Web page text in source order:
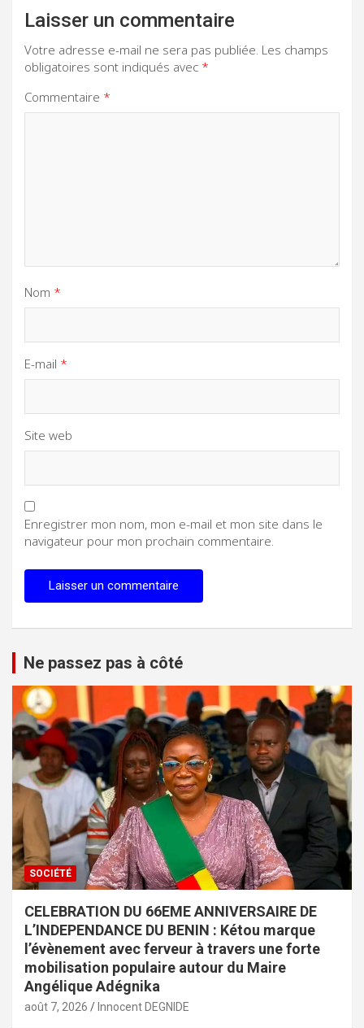
Laisser un commentaire
Votre adresse e-mail ne sera pas publiée. Les champs
obligatoires sont indiqués avec *
Commentaire *
Nom *
E-mail *
Site web
Enregistrer mon nom, mon e-mail et mon site dans le
navigateur pour mon prochain commentaire.
Ne passez pas à côté
SOCIÉTÉ
CELEBRATION DU 66EME ANNIVERSAIRE DE
L’INDEPENDANCE DU BENIN : Kétou marque
l’évènement avec ferveur à travers une forte
mobilisation populaire autour du Maire
Angélique Adégnika
août 7, 2026 Innocent DEGNIDE